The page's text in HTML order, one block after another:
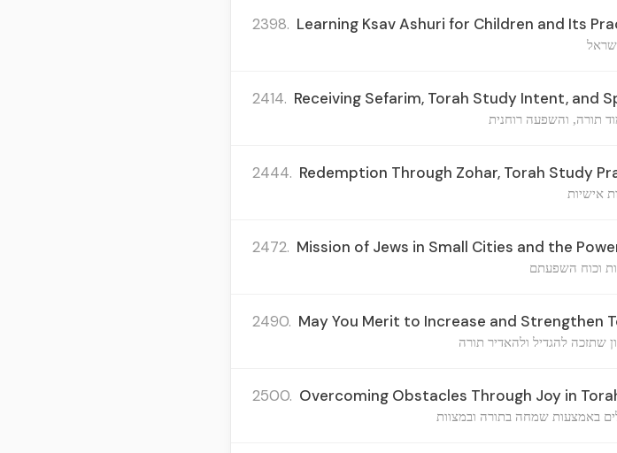
2398. Learning Ksav Ashuri for Children and Its
2414. Receiving Sefarim, Torah Study Intent, and
תורה, והשפעה רוחנית
2444. Redemption Through Zohar, Torah Study
אישיות
2472. Mission of Jews in Small Cities and the
וכוח השפעתם
2490. May You Merit to Increase and Strengthen
שתזכה להגדיל ולהאדיר תורה
2500. Overcoming Obstacles Through Joy in
באמצעות שמחה בתורה ובמצוות